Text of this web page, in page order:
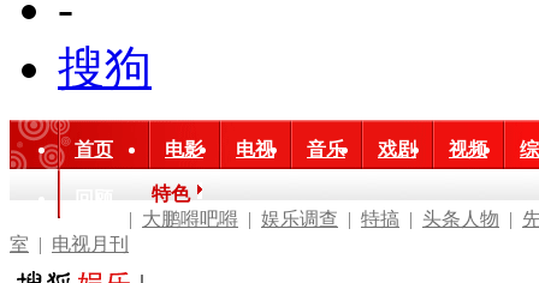
搜狗
首页 电影 电视 音乐 戏剧 视频
特色
| 大鹏嘚吧嘚 | 娱乐调查 | 特搞 | 头条人物 |
室 | 电视月刊